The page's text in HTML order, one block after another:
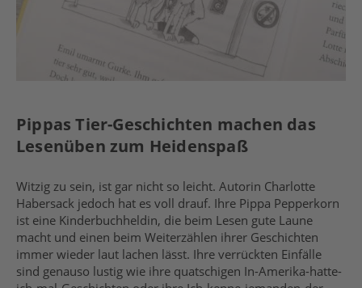
Pippas Tier-Geschichten machen das
Lesenüben zum Heidenspaß
Witzig zu sein, ist gar nicht so leicht. Autorin Charlotte
Habersack jedoch hat es voll drauf. Ihre Pippa Pepperkorn
ist eine Kinderbuchheldin, die beim Lesen gute Laune
macht und einen beim Weiterzählen ihrer Geschichten
immer wieder laut lachen lässt. Ihre verrückten Einfälle
sind genauso lustig wie ihre quatschigen In-Amerika-hatte-